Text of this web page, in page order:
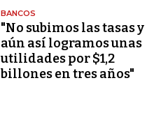
BANCOS
"No subimos las tasas y
aún así logramos unas
utilidades por $1,2
billones en tres años"